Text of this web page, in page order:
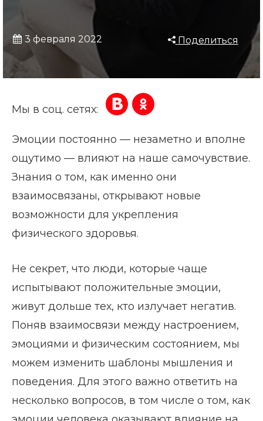
3 февраля 2022 Поделиться
Мы в соц. сетях:
Эмоции постоянно — незаметно и вполне
ощутимо — влияют на наше самочувствие.
Знания о том, как именно они
взаимосвязаны, открывают новые
возможности для укрепления
физического здоровья.
Не секрет, что люди, которые чаще
испытывают положительные эмоции,
живут дольше тех, кто излучает негатив.
Поняв взаимосвязи между настроением,
эмоциями и физическим состоянием, мы
можем изменить шаблоны мышления и
поведения. Для этого важно ответить на
несколько вопросов, в том числе о том, как